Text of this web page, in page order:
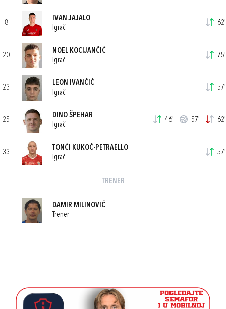
8
IVAN JAJALO
Igrač
62'
20
NOEL KOCIJANČIĆ
Igrač
75'
23
LEON IVANČIĆ
Igrač
57'
25
DINO ŠPEHAR
Igrač
46' 57' 62'
33
TONĆI KUKOČ-PETRAELLO
Igrač
57'
TRENER
DAMIR MILINOVIĆ
Trener